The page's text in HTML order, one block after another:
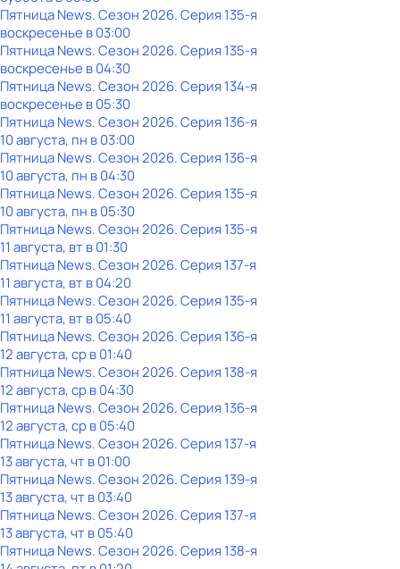
Пятница News. Сезон 2026. Серия 135-я
воскресенье в03:00
Пятница News. Сезон 2026. Серия 135-я
воскресенье в04:30
Пятница News. Сезон 2026. Серия 134-я
воскресенье в05:30
Пятница News. Сезон 2026. Серия 136-я
10 августа, пн в 03:00
Пятница News. Сезон 2026. Серия 136-я
10 августа, пн в 04:30
Пятница News. Сезон 2026. Серия 135-я
10 августа, пн в 05:30
Пятница News. Сезон 2026. Серия 135-я
11 августа, вт в 01:30
Пятница News. Сезон 2026. Серия 137-я
11 августа, вт в 04:20
Пятница News. Сезон 2026. Серия 135-я
11 августа, вт в 05:40
Пятница News. Сезон 2026. Серия 136-я
12 августа, ср в 01:40
Пятница News. Сезон 2026. Серия 138-я
12 августа, ср в 04:30
Пятница News. Сезон 2026. Серия 136-я
12 августа, ср в 05:40
Пятница News. Сезон 2026. Серия 137-я
13 августа, чт в 01:00
Пятница News. Сезон 2026. Серия 139-я
13 августа, чт в 03:40
Пятница News. Сезон 2026. Серия 137-я
13 августа, чт в 05:40
Пятница News. Сезон 2026. Серия 138-я